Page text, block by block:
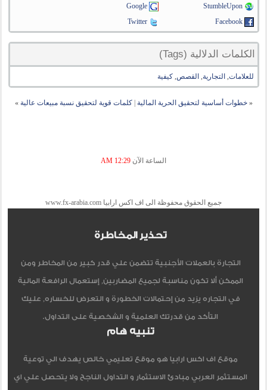
StumbleUpon
Google
Facebook
Twitter
الكلمات الدلالية (Tags)
للعلامات, التجارية, القصص,كيفية
« خطوات أساسية لتحقيق الحرية المالية |كلمات قوية لتحقيق نسبة مبيعات عالية »
الساعة الآن 12:29 AM
جميع الحقوق محفوظة الى اف اكس ارابيا www.fx-arabia.com
تحذير المخاطرة
التجارة بالعملات الأجنبية تتضمن علي قدر كبير من المخاطر ومن
الممكن ألا تكون مناسبة لجميع المضاربين, إستعمال الرافعة المالية
في التجاره يزيد من إحتمالات الخطورة و التعرض للخساره, عليك
التأكد من قدرتك العلمية و الشخصية على التداول.
تنبيه هام
موقع اف اكس ارابيا هو موقع تعليمي خالص يهدف الي توعية
المستثمر العربي مبادئ الاستثمار و التداول الناجح ولا يتحصل علي اي